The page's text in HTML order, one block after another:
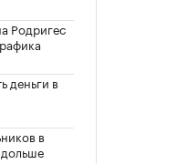
Родригес
деньги в
в